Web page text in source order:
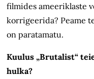
filmides ameeriklaste
korrigeerida? Peame
on paratamatu.
Kuulus „Brutalist“
hulka?